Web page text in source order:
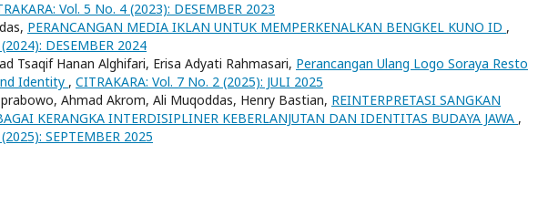
Vol. 5 No. 4 (2023): DESEMBER 2023
PERANCANGAN MEDIA IKLAN UNTUK MEMPERKENALKAN BENGKEL KUNO ID ,
DESEMBER 2024
Tsaqif Hanan Alghifari, Erisa Adyati Rahmasari, Perancangan Ulang Logo Soraya Resto
Identity , CITRAKARA: Vol. 7 No. 2 (2025): JULI 2025
Ahmad Akrom, Ali Muqoddas, Henry Bastian, REINTERPRETASI SANGKAN
KERANGKA INTERDISIPLINER KEBERLANJUTAN DAN IDENTITAS BUDAYA JAWA ,
SEPTEMBER 2025